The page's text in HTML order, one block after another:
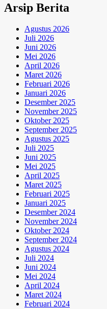
Arsip Berita
Agustus 2026
Juli 2026
Juni 2026
Mei 2026
April 2026
Maret 2026
Februari 2026
Januari 2026
Desember 2025
November 2025
Oktober 2025
September 2025
Agustus 2025
Juli 2025
Juni 2025
Mei 2025
April 2025
Maret 2025
Februari 2025
Januari 2025
Desember 2024
November 2024
Oktober 2024
September 2024
Agustus 2024
Juli 2024
Juni 2024
Mei 2024
April 2024
Maret 2024
Februari 2024